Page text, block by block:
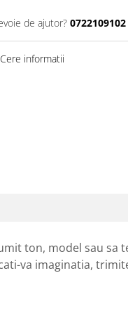
de ajutor? 0722109102
Cere informatii
ton, model sau sa
va imaginatia,